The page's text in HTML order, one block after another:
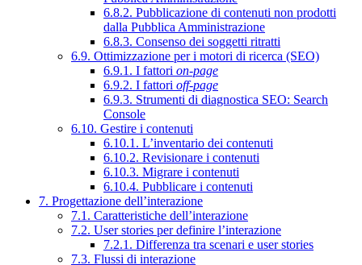
6.8.2. Pubblicazione di contenuti non prodotti
dalla Pubblica Amministrazione
6.8.3. Consenso dei soggetti ritratti
6.9. Ottimizzazione per i motori di ricerca (SEO)
6.9.1. I fattori on-page
6.9.2. I fattori off-page
6.9.3. Strumenti di diagnostica SEO: Search
Console
6.10. Gestire i contenuti
6.10.1. L’inventario dei contenuti
6.10.2. Revisionare i contenuti
6.10.3. Migrare i contenuti
6.10.4. Pubblicare i contenuti
7. Progettazione dell’interazione
7.1. Caratteristiche dell’interazione
7.2. User stories per definire l’interazione
7.2.1. Differenza tra scenari e user stories
7.3. Flussi di interazione